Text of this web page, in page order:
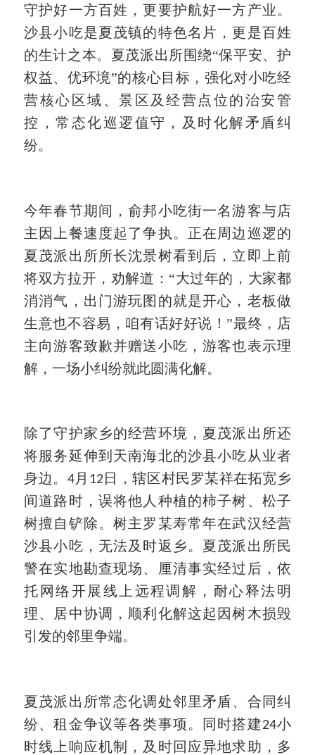
守护好一方百姓，更要护航好一方产业。
沙县小吃是夏茂镇的特色名片，更是百姓
的生计之本。夏茂派出所围绕“保平安、护
权益、优环境”的核心目标，强化对小吃经
营核心区域、景区及经营点位的治安管
控，常态化巡逻值守，及时化解矛盾纠
纷。
今年春节期间，俞邦小吃街一名游客与店
主因上餐速度起了争执。正在周边巡逻的
夏茂派出所所长沈景树看到后，立即上前
将双方拉开，劝解道： “大过年的，大家都
消消气，出门游玩图的就是开心，老板做
生意也不容易，咱有话好好说！”最终，店
主向游客致歉并赠送小吃，游客也表示理
解，一场小纠纷就此圆满化解。
除了守护家乡的经营环境，夏茂派出所还
将服务延伸到天南海北的沙县小吃从业者
身边。 4月 12 日，辖区村民罗某祥在拓宽乡
间道路时，误将他人种植的柿子树、松子
树擅自铲除。树主罗某寿常年在武汉经营
沙县小吃，无法及时返乡。夏茂派出所民
警在实地勘查现场、厘清事实经过后，依
托网络开展线上远程调解，耐心释法明
理、居中协调，顺利化解这起因树木损毁
引发的邻里争端。
夏茂派出所常态化调处邻里矛盾、合同纠
纷、租金争议等各类事项。同时搭建24小
时线上响应机制，及时回应异地求助，多